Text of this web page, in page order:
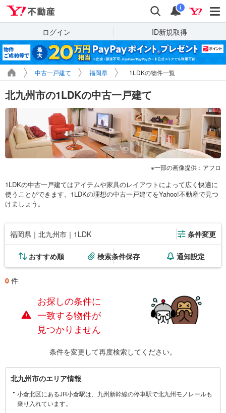
検索 通知
i
ログイン ID新規取得
中古一戸建て 福岡県 1LDKの物件一覧
北九州市の1LDKの中古一戸建て
一部の画像提供：アフロ
1LDKの中古一戸建てはアイテムや家具のレイアウトによって広く快適に
使うことができます。1LDKの理想の中古一戸建てをYahoo!不動産で見つ
けましょう。
福岡県｜北九州市｜1LDK 条件変更
おすすめ順 検索条件保存 通知設定
0 件
お探しの条件に
一致する物件が
見つかりません
条件を変更して再度検索してください。
北
九
州
市
北九州市のエリア情報
小倉北区にあるJR小倉駅は、九州新幹線の停車駅で北九州モノレールも
乗り入れています。